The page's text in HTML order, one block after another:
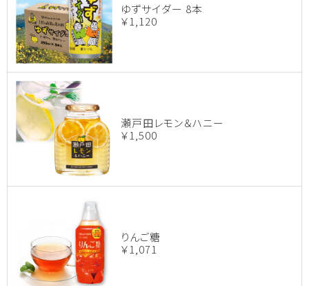
ゆずサイダー 8本
￥1,120
瀬戸田レモン＆ハニー
￥1,500
りんご糖
￥1,071